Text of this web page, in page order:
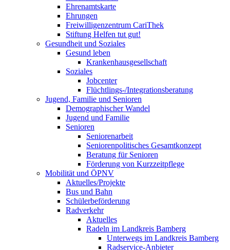
Ehrenamtskarte
Ehrungen
Freiwilligenzentrum CariThek
Stiftung Helfen tut gut!
Gesundheit und Soziales
Gesund leben
Krankenhausgesellschaft
Soziales
Jobcenter
Flüchtlings-/Integrationsberatung
Jugend, Familie und Senioren
Demographischer Wandel
Jugend und Familie
Senioren
Seniorenarbeit
Seniorenpolitisches Gesamtkonzept
Beratung für Senioren
Förderung von Kurzzeitpflege
Mobilität und ÖPNV
Aktuelles/Projekte
Bus und Bahn
Schülerbeförderung
Radverkehr
Aktuelles
Radeln im Landkreis Bamberg
Unterwegs im Landkreis Bamberg
Radservice-Anbieter